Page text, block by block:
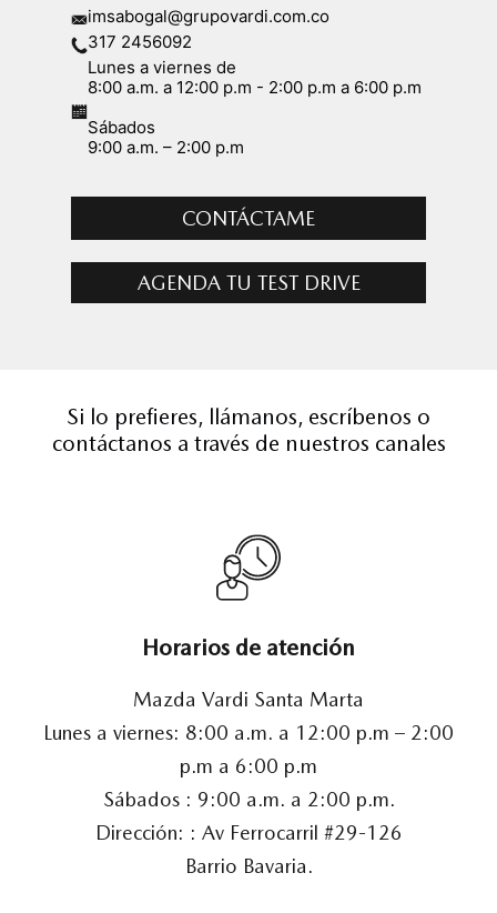
imsabogal@grupovardi.com.co
317 2456092
Lunes a viernes de
8:00 a.m. a 12:00 p.m - 2:00 p.m a 6:00 p.m
Sábados
9:00 a.m. – 2:00 p.m
CONTÁCTAME
AGENDA TU TEST DRIVE
Si lo prefieres, llámanos, escríbenos o
contáctanos a través de nuestros canales
Horarios de atención
Mazda Vardi Santa Marta
Lunes a viernes: 8:00 a.m. a 12:00 p.m – 2:00
p.m a 6:00 p.m
Sábados : 9:00 a.m. a 2:00 p.m.
Dirección: : Av Ferrocarril #29-126
Barrio Bavaria.